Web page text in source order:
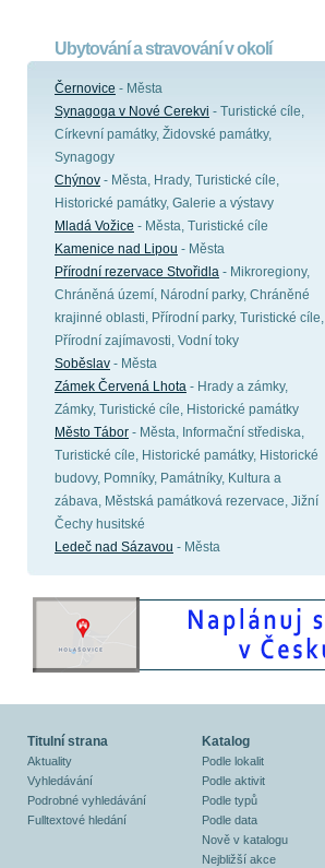
Ubytování a stravování v okolí
Černovice - Města
Synagoga v Nové Cerekvi - Turistické cíle,
Církevní památky, Židovské památky,
Synagogy
Chýnov - Města, Hrady, Turistické cíle,
Historické památky, Galerie a výstavy
Mladá Vožice - Města, Turistické cíle
Kamenice nad Lipou - Města
Přírodní rezervace Stvořidla - Mikroregiony,
Chráněná území, Národní parky, Chráněné
krajinné oblasti, Přírodní parky, Turistické cíle,
Přírodní zajímavosti, Vodní toky
Soběslav - Města
Zámek Červená Lhota - Hrady a zámky,
Zámky, Turistické cíle, Historické památky
Město Tábor - Města, Informační střediska,
Turistické cíle, Historické památky, Historické
budovy, Pomníky, Památníky, Kultura a
zábava, Městská památková rezervace, Jižní
Čechy husitské
Ledeč nad Sázavou - Města
Titulní strana
Aktuality
Vyhledávání
Podrobné vyhledávání
Fulltextové hledání
Katalog
Podle lokalit
Podle aktivit
Podle typů
Podle data
Nově v katalogu
Nejbližší akce